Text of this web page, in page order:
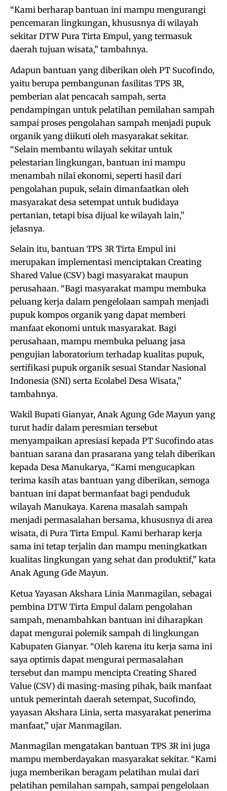
“Kami berharap bantuan ini mampu mengurangi
pencemaran lingkungan, khususnya di wilayah
sekitar DTW Pura Tirta Empul, yang termasuk
daerah tujuan wisata,” tambahnya.
Adapun bantuan yang diberikan oleh PT Sucofindo,
yaitu berupa pembangunan fasilitas TPS 3R,
pemberian alat pencacah sampah, serta
pendampingan untuk pelatihan pemilahan sampah
sampai proses pengolahan sampah menjadi pupuk
organik yang diikuti oleh masyarakat sekitar.
“Selain membantu wilayah sekitar untuk
pelestarian lingkungan, bantuan ini mampu
menambah nilai ekonomi, seperti hasil dari
pengolahan pupuk, selain dimanfaatkan oleh
masyarakat desa setempat untuk budidaya
pertanian, tetapi bisa dijual ke wilayah lain,”
jelasnya.
Selain itu, bantuan TPS 3R Tirta Empul ini
merupakan implementasi menciptakan Creating
Shared Value (CSV) bagi masyarakat maupun
perusahaan. “Bagi masyarakat mampu membuka
peluang kerja dalam pengelolaan sampah menjadi
pupuk kompos organik yang dapat memberi
manfaat ekonomi untuk masyarakat. Bagi
perusahaan, mampu membuka peluang jasa
pengujian laboratorium terhadap kualitas pupuk,
sertifikasi pupuk organik sesuai Standar Nasional
Indonesia (SNI) serta Ecolabel Desa Wisata,”
tambahnya.
Wakil Bupati Gianyar, Anak Agung Gde Mayun yang
turut hadir dalam peresmian tersebut
menyampaikan apresiasi kepada PT Sucofindo atas
bantuan sarana dan prasarana yang telah diberikan
kepada Desa Manukarya, “Kami mengucapkan
terima kasih atas bantuan yang diberikan, semoga
bantuan ini dapat bermanfaat bagi penduduk
wilayah Manukaya. Karena masalah sampah
menjadi permasalahan bersama, khususnya di area
wisata, di Pura Tirta Empul. Kami berharap kerja
sama ini tetap terjalin dan mampu meningkatkan
kualitas lingkungan yang sehat dan produktif,” kata
Anak Agung Gde Mayun.
Ketua Yayasan Akshara Linia Manmagilan, sebagai
pembina DTW Tirta Empul dalam pengolahan
sampah, menambahkan bantuan ini diharapkan
dapat mengurai polemik sampah di lingkungan
Kabupaten Gianyar. “Oleh karena itu kerja sama ini
saya optimis dapat mengurai permasalahan
tersebut dan mampu mencipta Creating Shared
Value (CSV) di masing-masing pihak, baik manfaat
untuk pemerintah daerah setempat, Sucofindo,
yayasan Akshara Linia, serta masyarakat penerima
manfaat,” ujar Manmagilan.
Manmagilan mengatakan bantuan TPS 3R ini juga
mampu memberdayakan masyarakat sekitar. “Kami
juga memberikan beragam pelatihan mulai dari
pelatihan pemilahan sampah, sampai pengelolaan